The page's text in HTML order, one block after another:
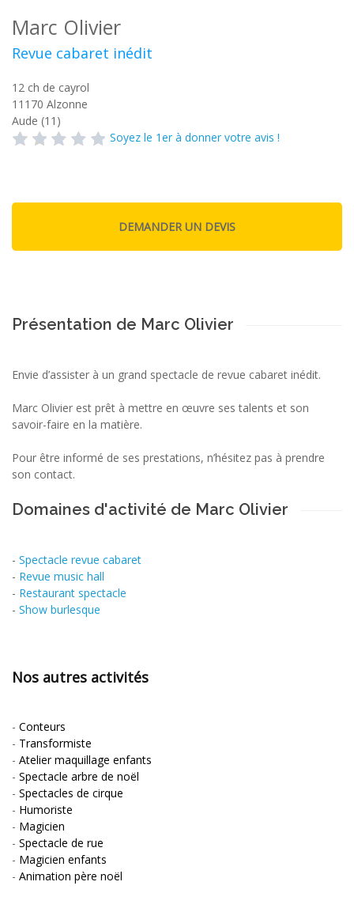
Marc Olivier
Revue cabaret inédit
12 ch de cayrol
11170 Alzonne
Aude (11)
Soyez le 1er à donner votre avis !
Présentation de Marc Olivier
Envie d’assister à un grand spectacle de revue cabaret inédit.
Marc Olivier est prêt à mettre en œuvre ses talents et son
savoir-faire en la matière.
Pour être informé de ses prestations, n’hésitez pas à prendre
son contact.
Domaines d'activité de Marc Olivier
- Spectacle revue cabaret
- Revue music hall
- Restaurant spectacle
- Show burlesque
Nos autres activités
- Conteurs
- Transformiste
- Atelier maquillage enfants
- Spectacle arbre de noël
- Spectacles de cirque
- Humoriste
- Magicien
- Spectacle de rue
- Magicien enfants
- Animation père noël